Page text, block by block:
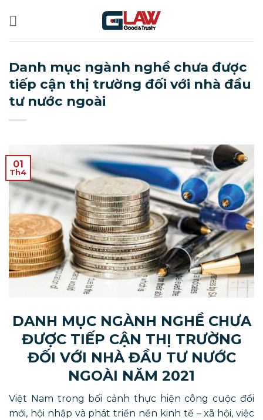
Danh mục ngành nghề chưa được
tiếp cận thị trường đối với nhà đầu
tư nước ngoài
01
Th4
DANH MỤC NGÀNH NGHỀ CHƯA
ĐƯỢC TIẾP CẬN THỊ TRƯỜNG
ĐỐI VỚI NHÀ ĐẦU TƯ NƯỚC
NGOÀI NĂM 2021
Việt Nam trong bối cảnh thực hiện công cuộc đổi
mới, hội nhập và phát triển nền kinh tế – xã hội, việc